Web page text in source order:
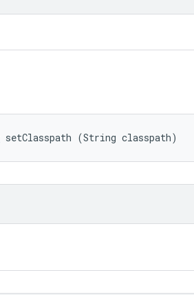
setClasspath (String classpath)